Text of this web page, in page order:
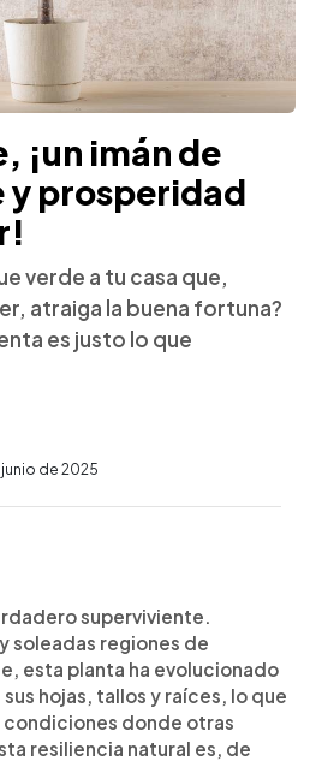
¡un imán de
y prosperidad
verde a tu casa que,
atraiga la buena fortuna?
es justo lo que
de 2025
superviviente.
soleadas regiones de
esta planta ha evolucionado
hojas, tallos y raíces, lo que
donde otras
resiliencia natural es, de